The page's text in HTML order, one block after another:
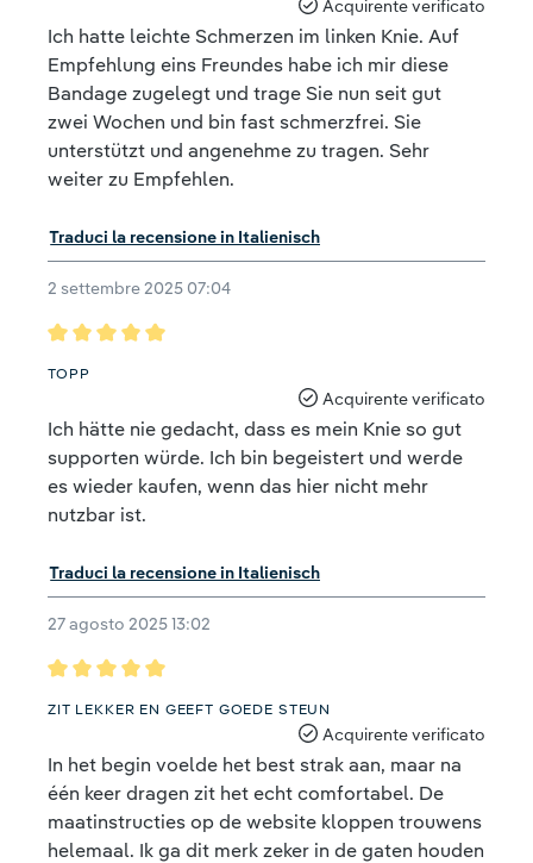
Acquirente verificato
Ich hatte leichte Schmerzen im linken Knie. Auf
Empfehlung eins Freundes habe ich mir diese
Bandage zugelegt und trage Sie nun seit gut
zwei Wochen und bin fast schmerzfrei. Sie
unterstützt und angenehme zu tragen. Sehr
weiter zu Empfehlen.
Traduci la recensione in Italienisch
2 settembre 2025 07:04
Recensione con valutazione di 5 su 5 stelle
TOPP
Acquirente verificato
Ich hätte nie gedacht, dass es mein Knie so gut
supporten würde. Ich bin begeistert und werde
es wieder kaufen, wenn das hier nicht mehr
nutzbar ist.
Traduci la recensione in Italienisch
27 agosto 2025 13:02
Recensione con valutazione di 5 su 5 stelle
ZIT LEKKER EN GEEFT GOEDE STEUN
Acquirente verificato
In het begin voelde het best strak aan, maar na
één keer dragen zit het echt comfortabel. De
maatinstructies op de website kloppen trouwens
helemaal. Ik ga dit merk zeker in de gaten houden